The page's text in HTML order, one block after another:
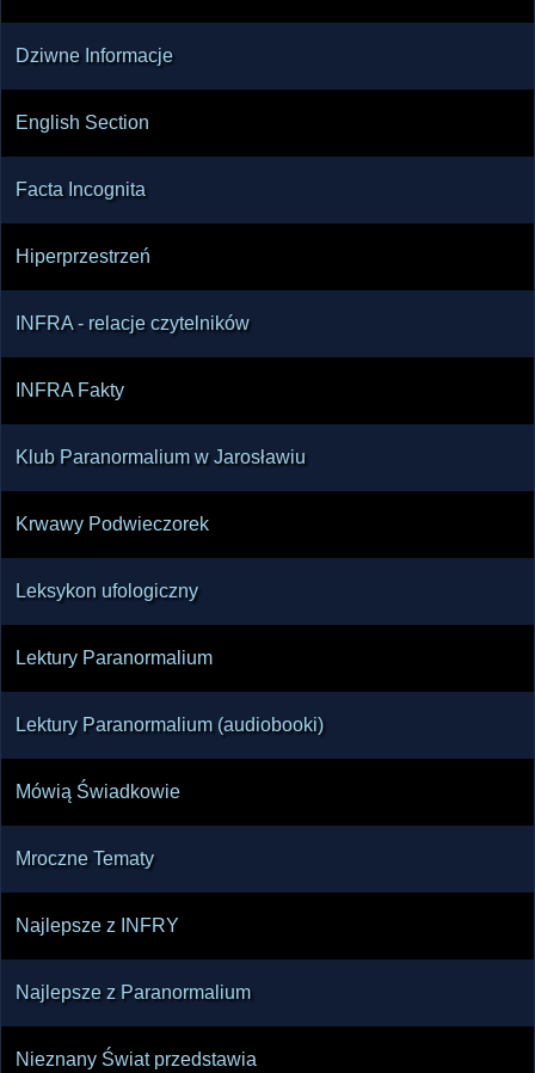
Dziwne Informacje
English Section
Facta Incognita
Hiperprzestrzeń
INFRA - relacje czytelników
INFRA Fakty
Klub Paranormalium w Jarosławiu
Krwawy Podwieczorek
Leksykon ufologiczny
Lektury Paranormalium
Lektury Paranormalium (audiobooki)
Mówią Świadkowie
Mroczne Tematy
Najlepsze z INFRY
Najlepsze z Paranormalium
Nieznany Świat przedstawia